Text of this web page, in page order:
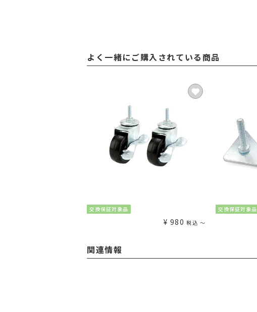
よく一緒にご購入されている商品
交換保証対象品
¥ 980 税込 〜
交換保証対象品
関連情報